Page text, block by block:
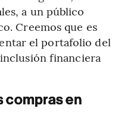
a un público
Creemos que es
el portafolio del
financiera
compras en